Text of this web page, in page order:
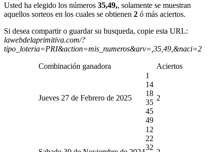
Usted ha elegido los números 35,49,, solamente se muestran
aquellos sorteos en los cuales se obtienen 2 ó más aciertos.
Si desea compartir o guardar su busqueda, copie esta URL:
lawebdelaprimitiva.com/?
tipo_loteria=PRI&action=mis_numeros&arv=,35,49,&naci=2
Combinación ganadora Aciertos
Jueves 27 de Febrero de 2025
1
14
18
35
45
49
2
12
22
32